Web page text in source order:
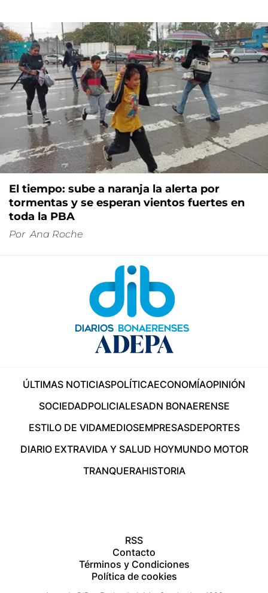
El tiempo: sube a naranja la alerta por
tormentas y se esperan vientos fuertes en
toda la PBA
Por Ana Roche
ÚLTIMAS NOTICIASPOLÍTICAECONOMÍAOPINIÓN
SOCIEDADPOLICIALESADN BONAERENSE
ESTILO DE VIDAMEDIOSEMPRESASDEPORTES
DIARIO EXTRAVIDA Y SALUD HOYMUNDO MOTOR
TRANQUERAHISTORIA
RSS
Contacto
Términos y Condiciones
Política de cookies